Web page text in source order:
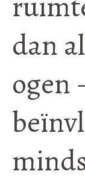
dan
ogen